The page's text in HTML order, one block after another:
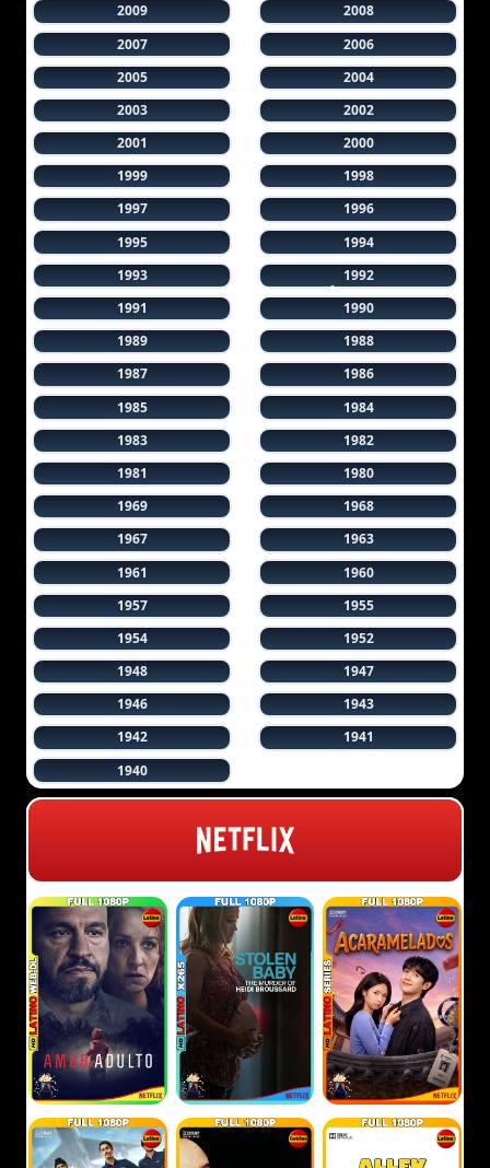
2009
2008
2007
2006
2005
2004
2003
2002
2001
2000
1999
1998
1997
1996
1995
1994
1993
1992
1991
1990
1989
1988
1987
1986
1985
1984
1983
1982
1981
1980
1969
1968
1967
1963
1961
1960
1957
1955
1954
1952
1948
1947
1946
1943
1942
1941
1940